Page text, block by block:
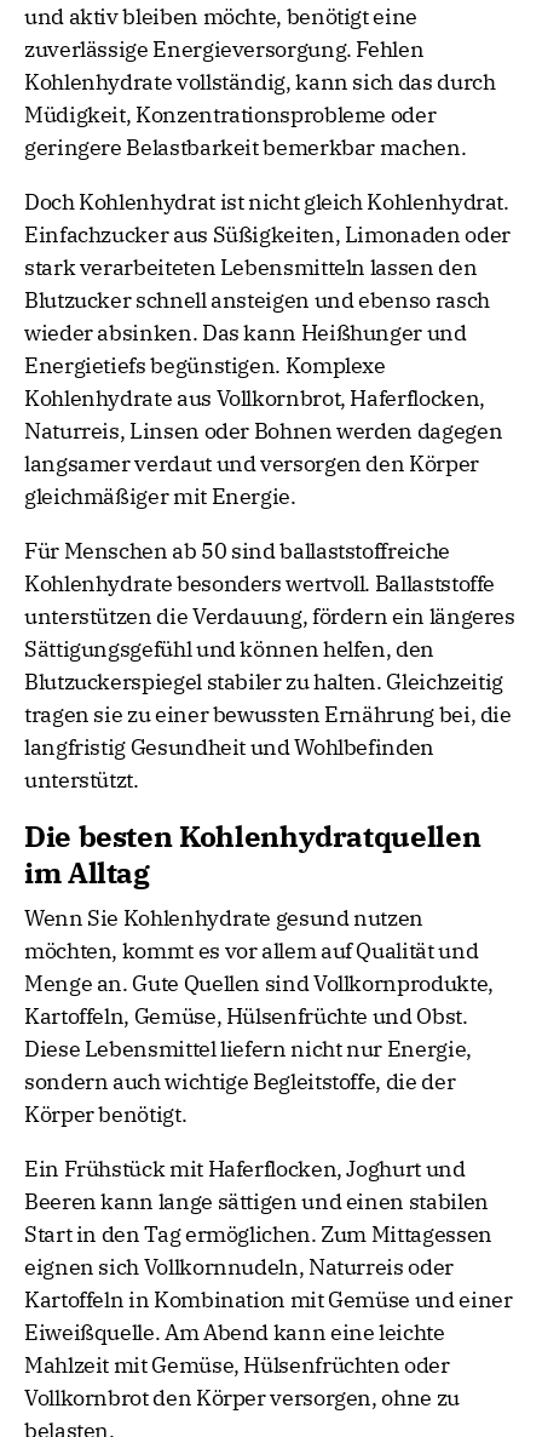
und aktiv bleiben möchte, benötigt eine
zuverlässige Energieversorgung. Fehlen
Kohlenhydrate vollständig, kann sich das durch
Müdigkeit, Konzentrationsprobleme oder
geringere Belastbarkeit bemerkbar machen.
Doch Kohlenhydrat ist nicht gleich Kohlenhydrat.
Einfachzucker aus Süßigkeiten, Limonaden oder
stark verarbeiteten Lebensmitteln lassen den
Blutzucker schnell ansteigen und ebenso rasch
wieder absinken. Das kann Heißhunger und
Energietiefs begünstigen. Komplexe
Kohlenhydrate aus Vollkornbrot, Haferflocken,
Naturreis, Linsen oder Bohnen werden dagegen
langsamer verdaut und versorgen den Körper
gleichmäßiger mit Energie.
Für Menschen ab 50 sind ballaststoffreiche
Kohlenhydrate besonders wertvoll. Ballaststoffe
unterstützen die Verdauung, fördern ein längeres
Sättigungsgefühl und können helfen, den
Blutzuckerspiegel stabiler zu halten. Gleichzeitig
tragen sie zu einer bewussten Ernährung bei, die
langfristig Gesundheit und Wohlbefinden
unterstützt.
Die besten Kohlenhydratquellen
im Alltag
Wenn Sie Kohlenhydrate gesund nutzen
möchten, kommt es vor allem auf Qualität und
Menge an. Gute Quellen sind Vollkornprodukte,
Kartoffeln, Gemüse, Hülsenfrüchte und Obst.
Diese Lebensmittel liefern nicht nur Energie,
sondern auch wichtige Begleitstoffe, die der
Körper benötigt.
Ein Frühstück mit Haferflocken, Joghurt und
Beeren kann lange sättigen und einen stabilen
Start in den Tag ermöglichen. Zum Mittagessen
eignen sich Vollkornnudeln, Naturreis oder
Kartoffeln in Kombination mit Gemüse und einer
Eiweißquelle. Am Abend kann eine leichte
Mahlzeit mit Gemüse, Hülsenfrüchten oder
Vollkornbrot den Körper versorgen, ohne zu
belasten.